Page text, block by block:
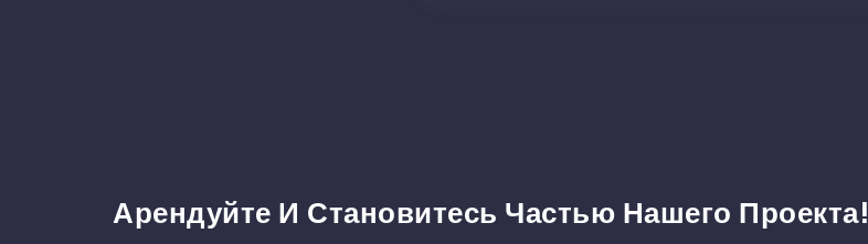
Арендуйте И Становитесь Частью Нашего Проекта!